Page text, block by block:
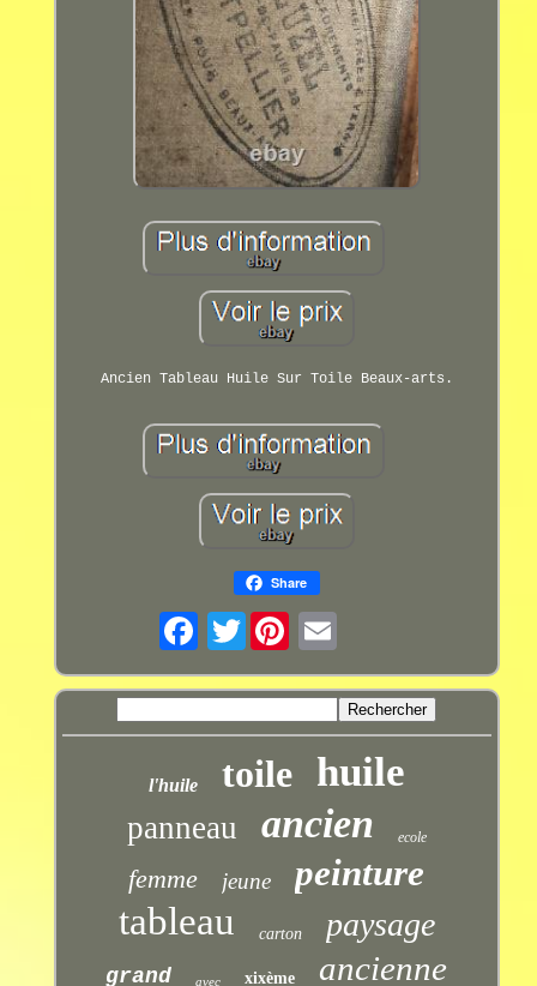
Ancien Tableau Huile Sur Toile Beaux-arts.
Share
Twitter
l'huile toile huile
panneau ancien ecole
femme jeune peinture
tableau carton paysage
grand avec xixème ancienne